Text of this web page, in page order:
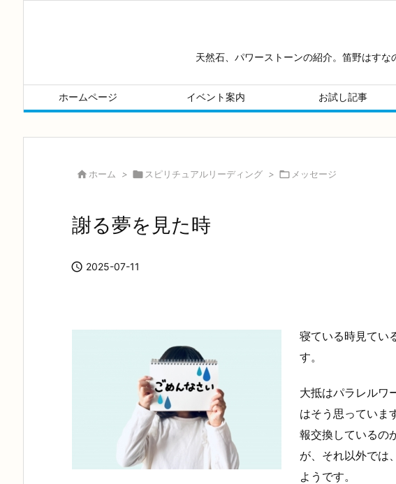
天然石、パワーストーンの紹介。笛野はす
ホームページ イベント案内 お試し記事
 ホーム >  スピリチュアルリーディング >  メッセージ
謝る夢を見た時
 2025-07-11
寝ている時見てい
す。
大抵はパラレルワ
はそう思っていま
報交換しているの
が、それ以外では
ようです。